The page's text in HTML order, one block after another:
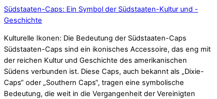
Südstaaten-Caps: Ein Symbol der Südstaaten-Kultur und -
Geschichte
Kulturelle Ikonen: Die Bedeutung der Südstaaten-Caps
Südstaaten-Caps sind ein ikonisches Accessoire, das eng mit
der reichen Kultur und Geschichte des amerikanischen
Südens verbunden ist. Diese Caps, auch bekannt als „Dixie-
Caps“ oder „Southern Caps“, tragen eine symbolische
Bedeutung, die weit in die Vergangenheit der Vereinigten